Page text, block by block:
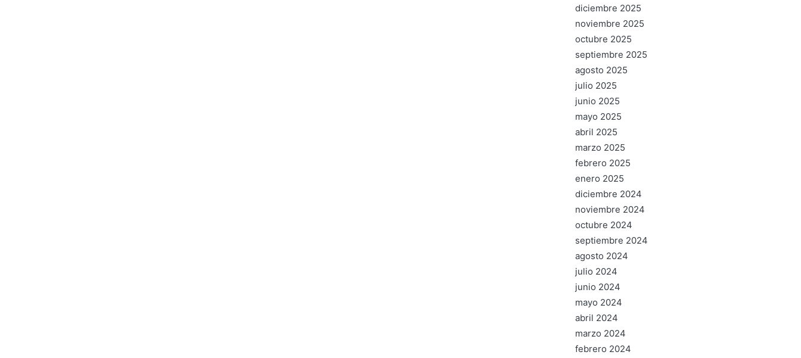
diciembre 2025
noviembre 2025
octubre 2025
septiembre 2025
agosto 2025
julio 2025
junio 2025
mayo 2025
abril 2025
marzo 2025
febrero 2025
enero 2025
diciembre 2024
noviembre 2024
octubre 2024
septiembre 2024
agosto 2024
julio 2024
junio 2024
mayo 2024
abril 2024
marzo 2024
febrero 2024